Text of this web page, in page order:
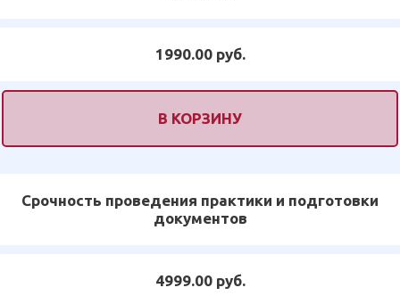
1990.00 руб.
В КОРЗИНУ
Срочность проведения практики и подготовки
документов
4999.00 руб.